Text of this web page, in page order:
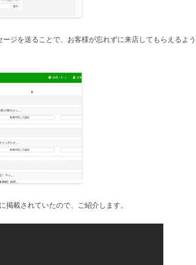
ジを送ることで、お客様が忘れずに来店してもらえるよう
掲載されていたので、ご紹介します。